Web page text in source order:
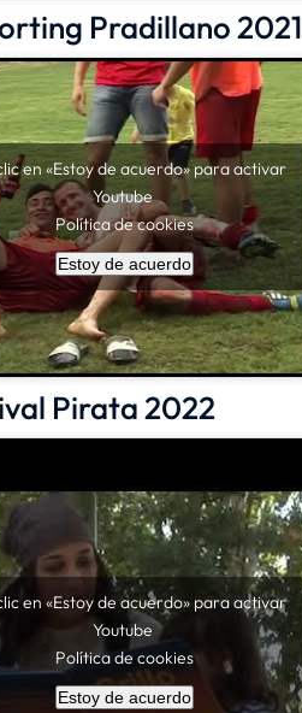
Pradillano 2021
en «Estoy de acuerdo» para activar
Youtube
Política de cookies
Estoy de acuerdo
Pirata 2022
en «Estoy de acuerdo» para activar
Youtube
Política de cookies
Estoy de acuerdo